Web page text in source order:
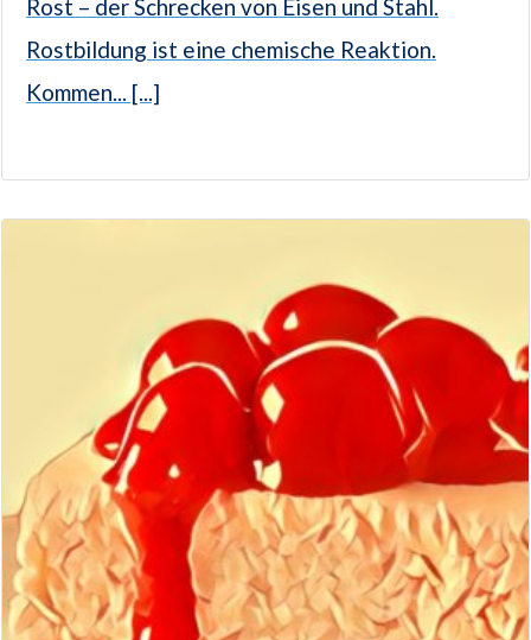
Rost – der Schrecken von Eisen und Stahl.
Rostbildung ist eine chemische Reaktion.
Kommen... [...]